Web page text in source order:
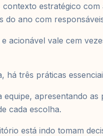
estratégico com
do ano com
acionável vale cem
há três práticas
apresentando as
cada escolha.
está indo tomam